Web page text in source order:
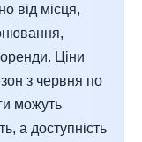
від місця,
Ціни
з червня по
можуть
а доступність